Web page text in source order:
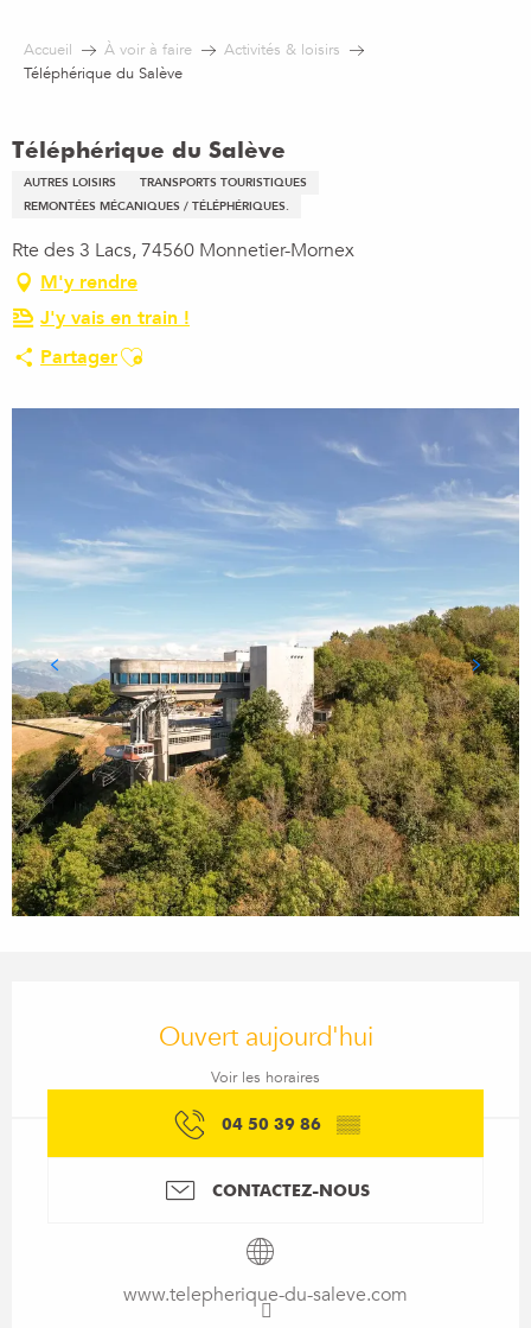
contenu
Accueil À voir à faire
Activités & loisirs
Téléphérique du Salève
Téléphérique du Salève
AUTRES LOISIRS
TRANSPORTS TOURISTIQUES
REMONTÉES MÉCANIQUES / TÉLÉPHÉRIQUES.
Rte des 3 Lacs, 74560 Monnetier-Mornex
M'y rendre
J'y vais en train !
PartagerAjouter aux favoris
Ouvert aujourd'hui
Voir les horaires
04 50 39 86 ▒▒
CONTACTEZ-NOUS
www.telepherique-du-saleve.com